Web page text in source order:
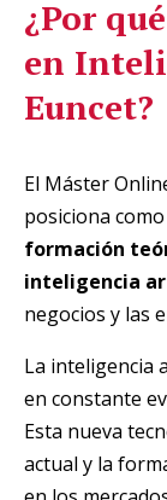
¿Por
en
Euncet?
El Máster
posiciona como
formación
inteligencia
negocios y las
La inteligencia
en constante
Esta nueva
actual y la